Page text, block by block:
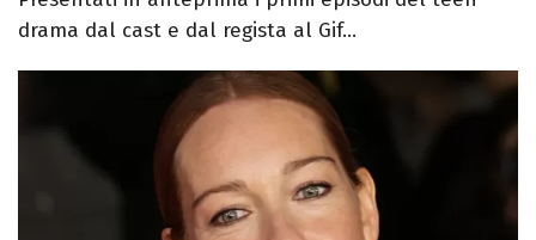
drama dal cast e dal regista al Gif...